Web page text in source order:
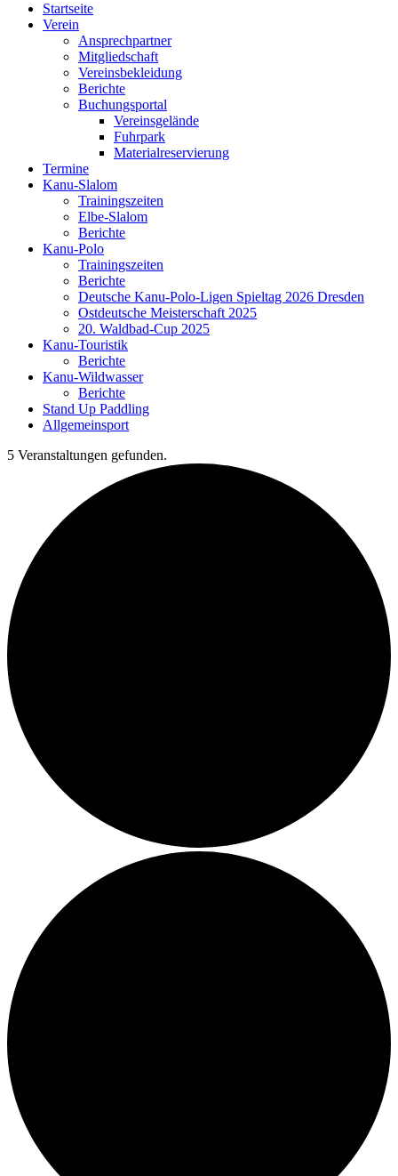
Startseite
Verein
Ansprechpartner
Mitgliedschaft
Vereinsbekleidung
Berichte
Buchungsportal
Vereinsgelände
Fuhrpark
Materialreservierung
Termine
Kanu-Slalom
Trainingszeiten
Elbe-Slalom
Berichte
Kanu-Polo
Trainingszeiten
Berichte
Deutsche Kanu-Polo-Ligen Spieltag 2026 Dresden
Ostdeutsche Meisterschaft 2025
20. Waldbad-Cup 2025
Kanu-Touristik
Berichte
Kanu-Wildwasser
Berichte
Stand Up Paddling
Allgemeinsport
5 Veranstaltungen gefunden.